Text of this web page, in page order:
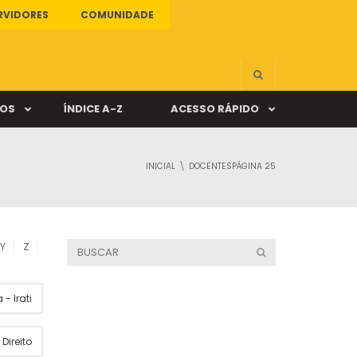
COMUNIDADE
ÍNDICE A-Z ACESSO RÁPIDO
INICIAL DOCENTESPÁGINA 25
Y Z
- Irati
Direito